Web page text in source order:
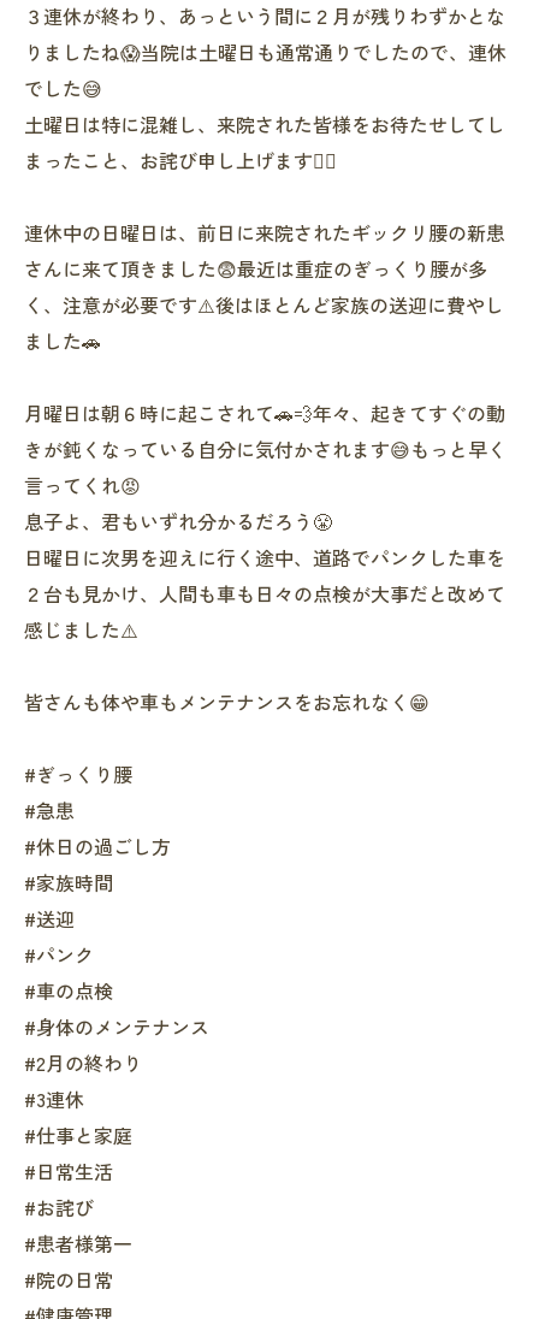
３連休が終わり、あっという間に２月が残りわずかとな
りましたね😱当院は土曜日も通常通りでしたので、連休
でした😅
土曜日は特に混雑し、来院された皆様をお待たせしてし
まったこと、お詫び申し上げます🙇‍♂️
連休中の日曜日は、前日に来院されたギックリ腰の新患
さんに来て頂きました😨最近は重症のぎっくり腰が多
く、注意が必要です⚠️後はほとんど家族の送迎に費やし
ました🚗
月曜日は朝６時に起こされて🚗💨年々、起きてすぐの動
きが鈍くなっている自分に気付かされます😅もっと早く
言ってくれ😡
息子よ、君もいずれ分かるだろう😤
日曜日に次男を迎えに行く途中、道路でパンクした車を
２台も見かけ、人間も車も日々の点検が大事だと改めて
感じました⚠️
皆さんも体や車もメンテナンスをお忘れなく😁
#ぎっくり腰
#急患
#休日の過ごし方
#家族時間
#送迎
#パンク
#車の点検
#身体のメンテナンス
#2月の終わり
#3連休
#仕事と家庭
#日常生活
#お詫び
#患者様第一
#院の日常